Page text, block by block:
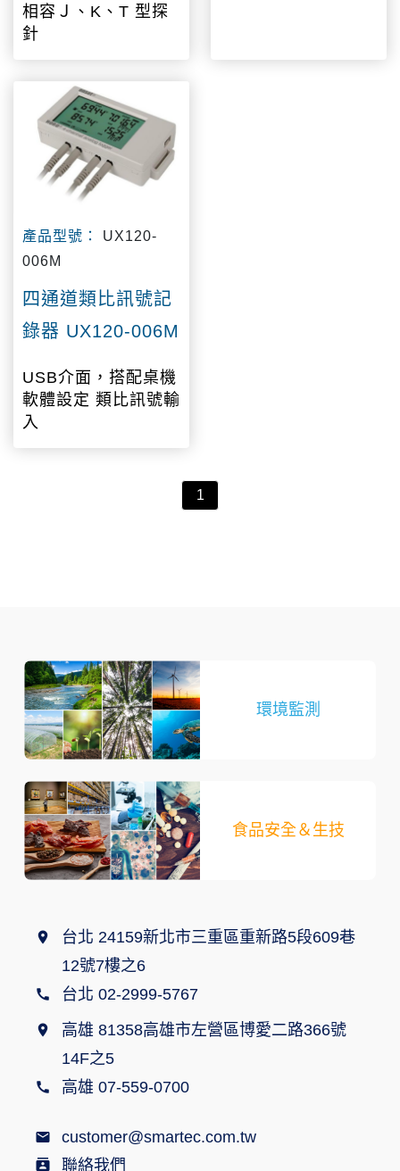
相容Ｊ、K、T 型探
針
產品型號：
UX120-
006M
四通道類比訊號記
錄器 UX120-006M
USB介面，搭配桌機
軟體設定 類比訊號輸
入
1
環境監測
食品安全＆生技
台北 24159新北市三重區重新路5段609巷
12號7樓之6
台北 02-2999-5767
高雄 81358高雄市左營區博愛二路366號
14F之5
高雄 07-559-0700
customer@smartec.com.tw
聯絡我們